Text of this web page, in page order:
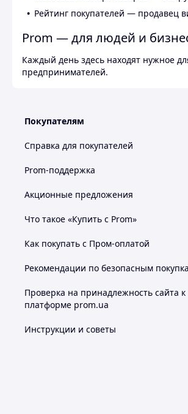
Рейтинг покупателей — продавец
Prom — для людей и
Каждый день здесь находят нужное
предпринимателей.
Покупателям
Справка для покупателей
Prom-поддержка
Акционные предложения
Что такое «Купить с Prom»
Как покупать с Пром-оплатой
Рекомендации по безопасным
Проверка на принадлежность сайта к
платформе prom.ua
Инструкции и советы